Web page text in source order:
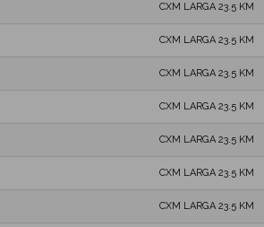
CXM LARGA 23.5 KM
CXM LARGA 23.5 KM
CXM LARGA 23.5 KM
CXM LARGA 23.5 KM
CXM LARGA 23.5 KM
CXM LARGA 23.5 KM
CXM LARGA 23.5 KM